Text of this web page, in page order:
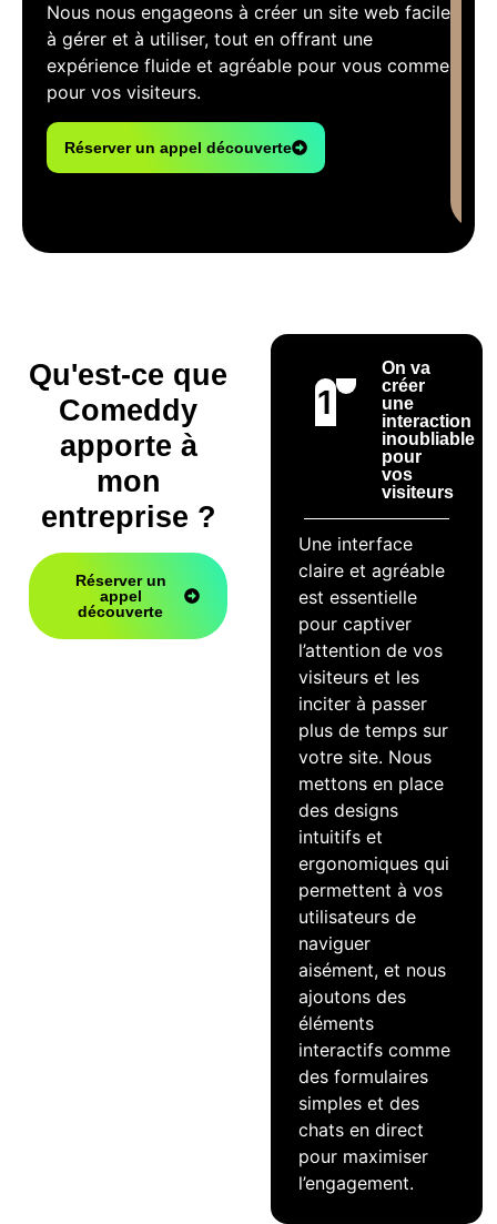
Nous nous engageons à créer un site web facile
à gérer et à utiliser, tout en offrant une
expérience fluide et agréable pour vous comme
pour vos visiteurs.
Réserver un appel découverte
Qu'est-ce que
Comeddy
apporte à
mon
entreprise ?
Réserver un
appel
découverte
1
On va
créer
une
interaction
inoubliable
pour
vos
visiteurs
Une interface
claire et agréable
est essentielle
pour captiver
l’attention de vos
visiteurs et les
inciter à passer
plus de temps sur
votre site. Nous
mettons en place
des designs
intuitifs et
ergonomiques qui
permettent à vos
utilisateurs de
naviguer
aisément, et nous
ajoutons des
éléments
interactifs comme
des formulaires
simples et des
chats en direct
pour maximiser
l’engagement.